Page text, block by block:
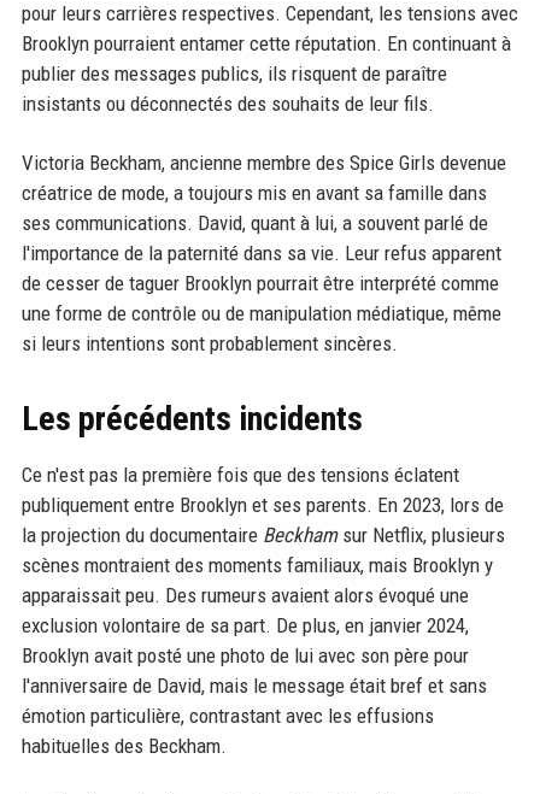
pour leurs carrières respectives. Cependant, les tensions avec
Brooklyn pourraient entamer cette réputation. En continuant à
publier des messages publics, ils risquent de paraître
insistants ou déconnectés des souhaits de leur fils.
Victoria Beckham, ancienne membre des Spice Girls devenue
créatrice de mode, a toujours mis en avant sa famille dans
ses communications. David, quant à lui, a souvent parlé de
l'importance de la paternité dans sa vie. Leur refus apparent
de cesser de taguer Brooklyn pourrait être interprété comme
une forme de contrôle ou de manipulation médiatique, même
si leurs intentions sont probablement sincères.
Les précédents incidents
Ce n'est pas la première fois que des tensions éclatent
publiquement entre Brooklyn et ses parents. En 2023, lors de
la projection du documentaire Beckhamsur Netflix, plusieurs
scènes montraient des moments familiaux, mais Brooklyn y
apparaissait peu. Des rumeurs avaient alors évoqué une
exclusion volontaire de sa part. De plus, en janvier 2024,
Brooklyn avait posté une photo de lui avec son père pour
l'anniversaire de David, mais le message était bref et sans
émotion particulière, contrastant avec les effusions
habituelles des Beckham.